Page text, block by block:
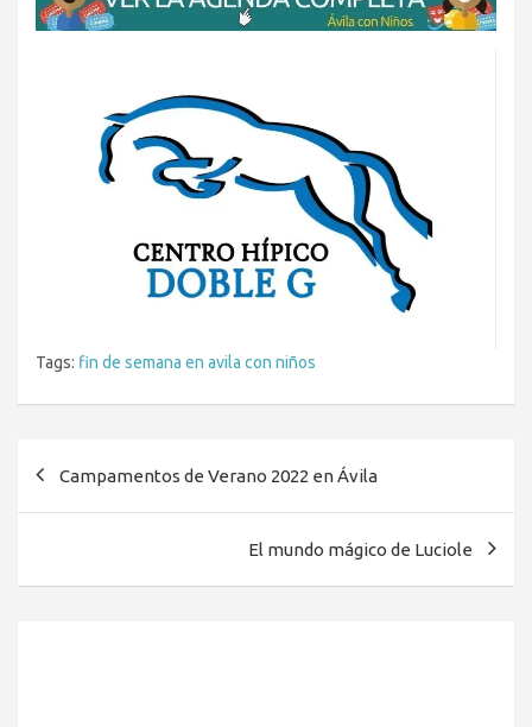
Tags: fin de semana en avila con niños
Campamentos de Verano 2022 en Ávila
El mundo mágico de Luciole